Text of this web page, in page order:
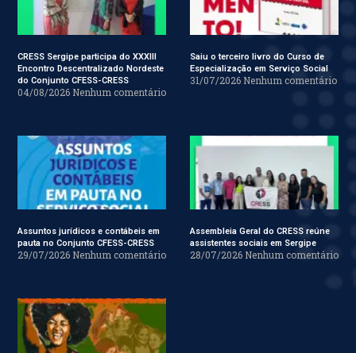
CRESS Sergipe participa do XXXIII
Encontro Descentralizado Nordeste
do Conjunto CFESS-CRESS
04/08/2026 Nenhum comentário
Saiu o terceiro livro do Curso de
Especialização em Serviço Social
31/07/2026 Nenhum comentário
Assuntos jurídicos e contábeis em
pauta no Conjunto CFESS-CRESS
29/07/2026 Nenhum comentário
Assembleia Geral do CRESS reúne
assistentes sociais em Sergipe
28/07/2026 Nenhum comentário